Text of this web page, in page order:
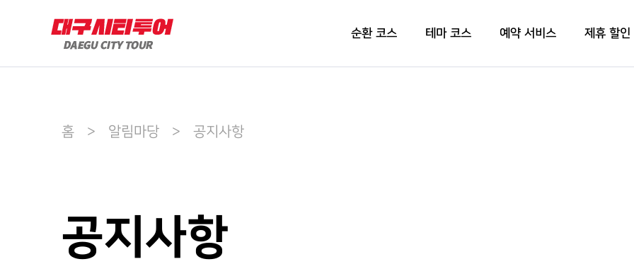
순환 코스 테마 코스 예약 서비스 제휴 할인
홈 > 알림마당 > 공지사항
공지사항